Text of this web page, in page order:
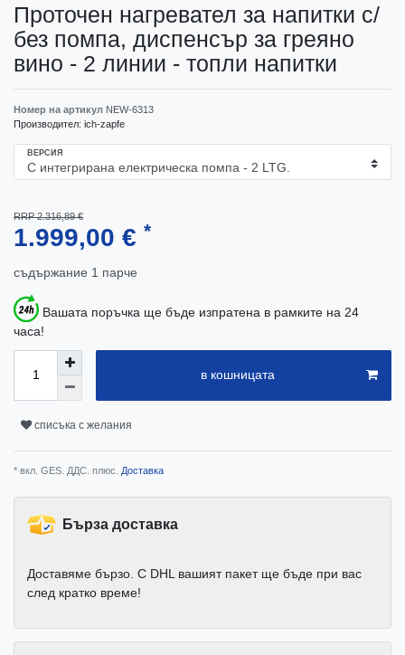
Проточен нагревател за напитки с/
без помпа, диспенсър за греяно
вино - 2 линии - топли напитки
Номер на артикул NEW-6313
Производител: ich-zapfe
ВЕРСИЯ
RRP 2.316,89 €
1.999,00 € *
съдържание 1 парче
Вашата поръчка ще бъде изпратена в рамките на 24
часа!
в кошницата
списъка с желания
* вкл. GES. ДДС. плюс. Доставка
Бърза доставка
Доставяме бързо. С DHL вашият пакет ще бъде при вас
след кратко време!